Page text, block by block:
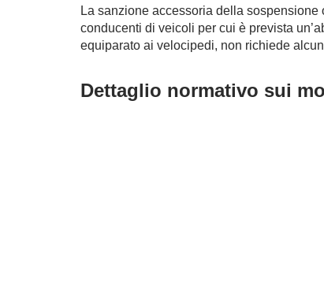
La sanzione accessoria della
conducenti di veicoli per cui è prevista
equiparato ai velocipedi, non richiede
Dettaglio normativo sui